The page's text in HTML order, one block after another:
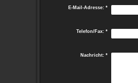
E-Mail-Adresse: *
Telefon/Fax: *
Nachricht: *